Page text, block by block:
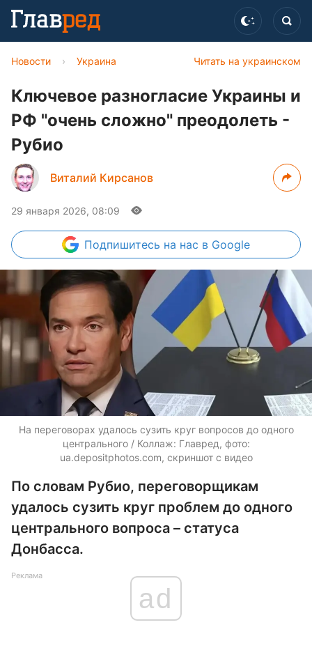
Читать на украинском
Новости › Украина
Ключевое разногласие Украины и
РФ "очень сложно" преодолеть -
Рубио
Виталий Кирсанов
29 января 2026, 08:09
Подпишитесь на нас в Google
На переговорах удалось сузить круг вопросов до одного
центрального / Коллаж: Главред, фото:
ua.depositphotos.com, скриншот с видео
По словам Рубио, переговорщикам
удалось сузить круг проблем до одного
центрального вопроса – статуса
Донбасса.
Реклама
ad